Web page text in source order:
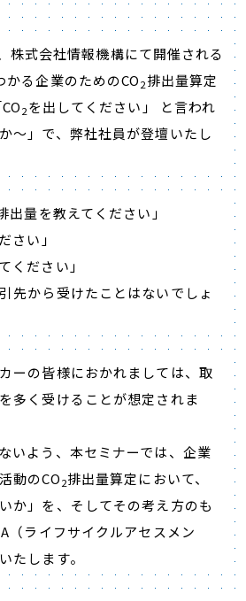
株式会社情報機構にて開催される
る企業のためのCO2排出量算定
2を出してください」 と言われ
～」で、弊社社員が登壇いたし
出量を教えてください」
さい」
ください」
先から受けたことはないでしょ
ーの皆様におかれましては、取
多く受けることが想定されま
いよう、本セミナーでは、企業
動のCO2排出量算定において、
か」を、そしてその考え方のも
（ライフサイクルアセスメン
たします。